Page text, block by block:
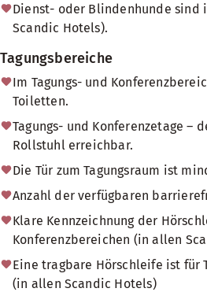
Dienst- oder Blindenhunde
Scandic Hotels).
Tagungsbereiche
Im Tagungs- und
Toiletten.
Tagungs- und Konferenzetage –
Rollstuhl erreichbar.
Die Tür zum Tagungsraum ist
Anzahl der verfügbaren
Klare Kennzeichnung der
Konferenzbereichen (in allen
Eine tragbare Hörschleife ist für
(in allen Scandic Hotels)